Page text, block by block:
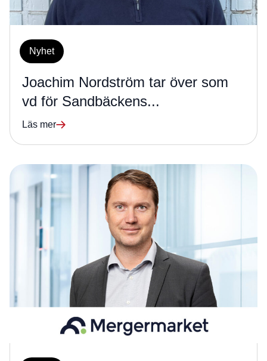
Nyhet
Joachim Nordström tar över som
vd för Sandbäckens...
Läs mer